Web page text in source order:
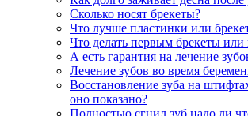
Сколько носят брекеты?
Что лучше пластинки или
Что делать первым брекеты
А есть гарантия на лечение
Лечение зубов во время
Восстановление зуба на
оно показано?
Полностью сгнил зуб надо ли